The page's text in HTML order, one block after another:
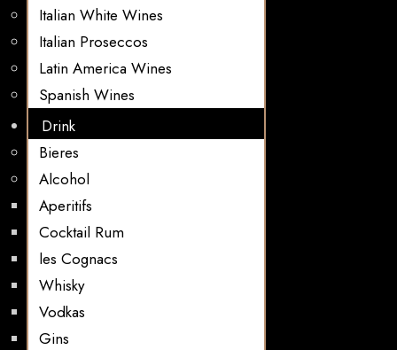
Italian White Wines
Italian Proseccos
Latin America Wines
Spanish Wines
Drink
Bieres
Alcohol
Aperitifs
Cocktail Rum
les Cognacs
Whisky
Vodkas
Gins